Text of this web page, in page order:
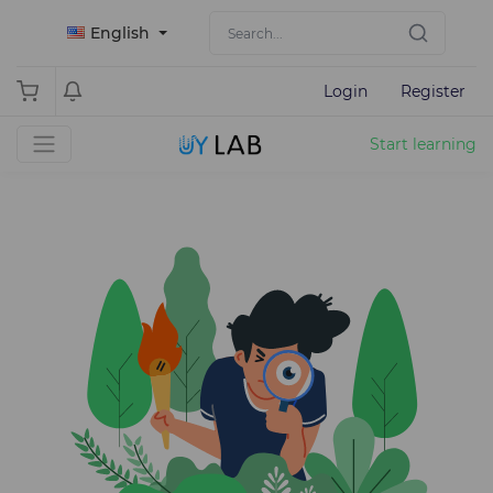
English
Login Register
Start learning